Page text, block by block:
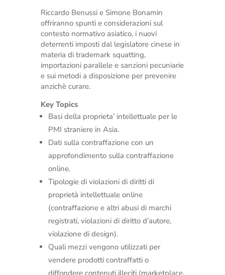
Riccardo Benussi e Simone Bonamin
offriranno spunti e considerazioni sul
contesto normativo asiatico, i nuovi
deterrenti imposti dal legislatore cinese in
materia di trademark squatting,
importazioni parallele e sanzioni pecuniarie
e sui metodi a disposizione per prevenire
anzichè curare.
Key Topics
Basi della proprieta’ intellettuale per le
PMI straniere in Asia.
Dati sulla contraffazione con un
approfondimento sulla contraffazione
online.
Tipologie di violazioni di diritti di
proprietà intellettuale online
(contraffazione e altri abusi di marchi
registrati, violazioni di diritto d’autore,
violazione di design).
Quali mezzi vengono utilizzati per
vendere prodotti contraffatti o
diffondere contenuti illeciti (marketplace,